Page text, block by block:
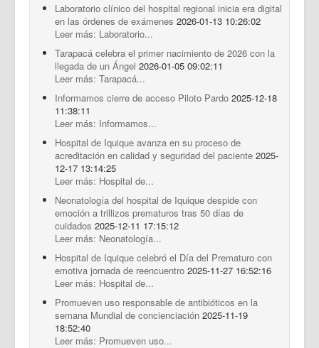
Laboratorio clínico del hospital regional inicia era digital
en las órdenes de exámenes 2026-01-13 10:26:02
Leer más: Laboratorio...
Tarapacá celebra el primer nacimiento de 2026 con la
llegada de un Ángel 2026-01-05 09:02:11
Leer más: Tarapacá...
Informamos cierre de acceso Piloto Pardo 2025-12-18
11:38:11
Leer más: Informamos...
Hospital de Iquique avanza en su proceso de
acreditación en calidad y seguridad del paciente 2025-
12-17 13:14:25
Leer más: Hospital de...
Neonatología del hospital de Iquique despide con
emoción a trillizos prematuros tras 50 días de
cuidados 2025-12-11 17:15:12
Leer más: Neonatología...
Hospital de Iquique celebró el Día del Prematuro con
emotiva jornada de reencuentro 2025-11-27 16:52:16
Leer más: Hospital de...
Promueven uso responsable de antibióticos en la
semana Mundial de concienciación 2025-11-19
18:52:40
Leer más: Promueven uso...